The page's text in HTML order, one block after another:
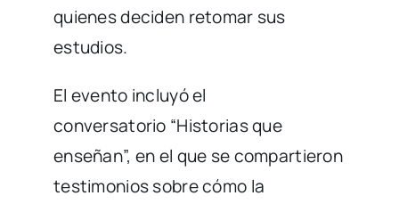
quienes deciden retomar sus
estudios.
El evento incluyó el
conversatorio “Historias que
enseñan”, en el que se compartieron
testimonios sobre cómo la